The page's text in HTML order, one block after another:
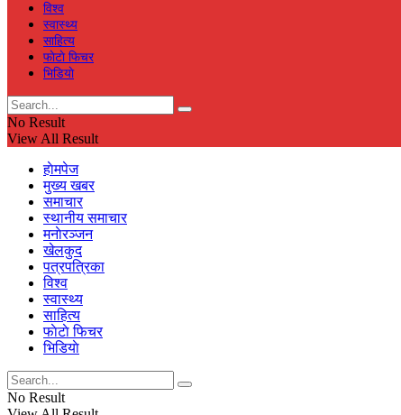
विश्व
स्वास्थ्य
साहित्य
फाेटाे फिचर
भिडियाे
No Result
View All Result
हाेमपेज
मुख्य खबर
समाचार
स्थानीय समाचार
मनाेरञ्जन
खेलकुद
पत्रपत्रिका
विश्व
स्वास्थ्य
साहित्य
फाेटाे फिचर
भिडियाे
No Result